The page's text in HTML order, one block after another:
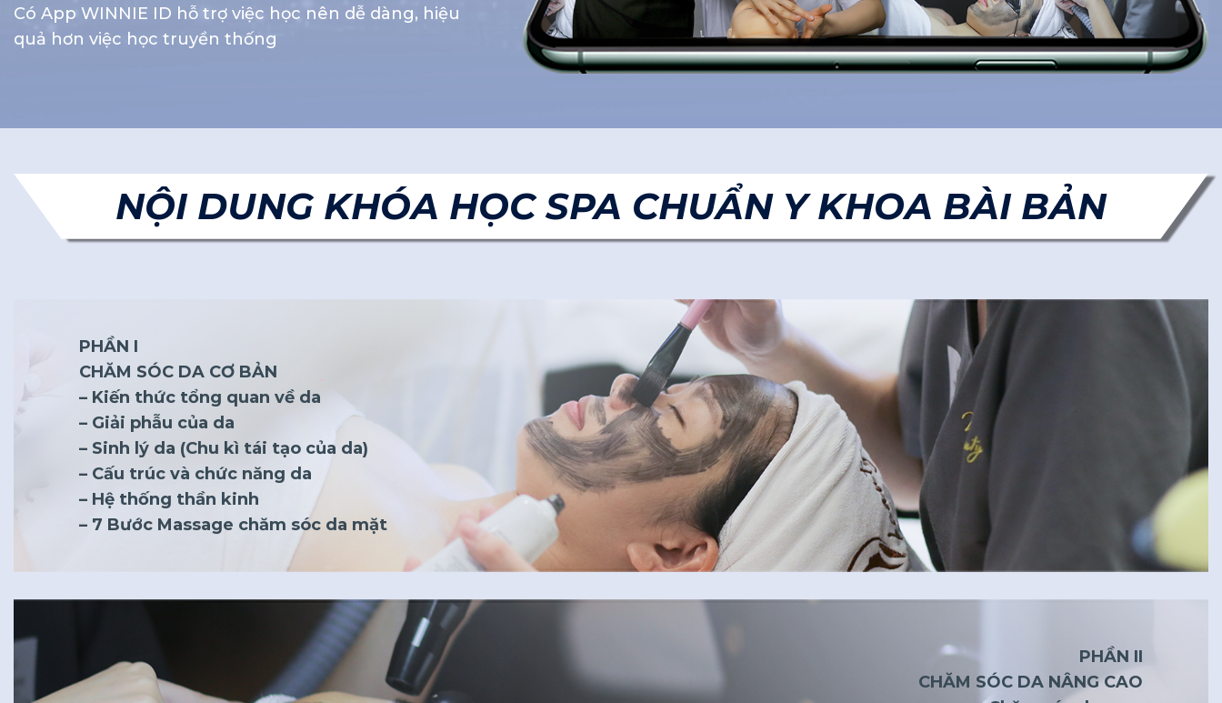
Có App WINNIE ID hỗ trợ việc học nên dễ dàng, hiệu
quả hơn việc học truyền thống
NỘI DUNG KHÓA HỌC SPA CHUẨN Y KHOA BÀI BẢN
PHẦN I
CHĂM SÓC DA CƠ BẢN
– Kiến thức tổng quan về da
– Giải phẫu của da
– Sinh lý da (Chu kì tái tạo của da)
– Cấu trúc và chức năng da
– Hệ thống thần kinh
– 7 Bước Massage chăm sóc da mặt
PHẦN II
CHĂM SÓC DA NÂNG CAO